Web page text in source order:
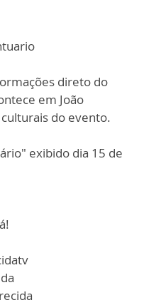
direto do
em João
culturais do evento.
exibido dia 15 de